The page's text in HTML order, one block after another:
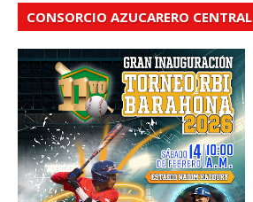
CONSORCIO AZUCARERO CENTRAL